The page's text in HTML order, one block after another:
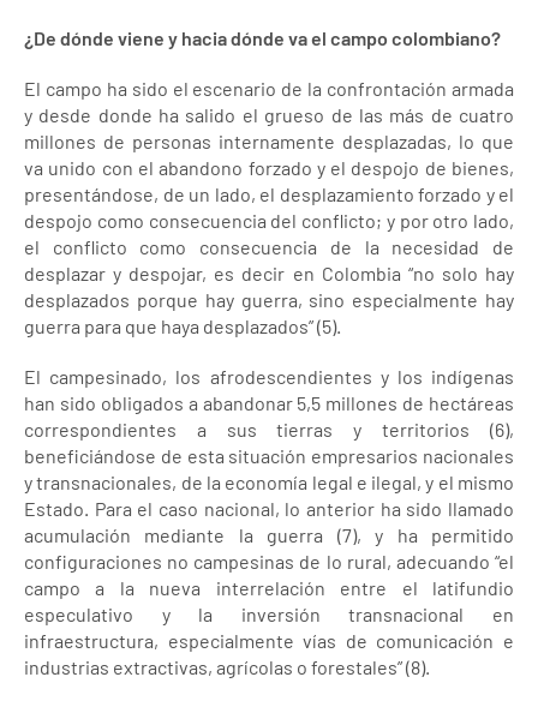
¿De dónde viene y hacia dónde va el campo colombiano?
El campo ha sido el escenario de la confrontación armada
y desde donde ha salido el grueso de las más de cuatro
millones de personas internamente desplazadas, lo que
va unido con el abandono forzado y el despojo de bienes,
presentándose, de un lado, el desplazamiento forzado y el
despojo como consecuencia del conflicto; y por otro lado,
el conflicto como consecuencia de la necesidad de
desplazar y despojar, es decir en Colombia “no solo hay
desplazados porque hay guerra, sino especialmente hay
guerra para que haya desplazados” (5).
El campesinado, los afrodescendientes y los indígenas
han sido obligados a abandonar 5,5 millones de hectáreas
correspondientes a sus tierras y territorios (6),
beneficiándose de esta situación empresarios nacionales
y transnacionales, de la economía legal e ilegal, y el mismo
Estado. Para el caso nacional, lo anterior ha sido llamado
acumulación mediante la guerra (7), y ha permitido
configuraciones no campesinas de lo rural, adecuando “el
campo a la nueva interrelación entre el latifundio
especulativo y la inversión transnacional en
infraestructura, especialmente vías de comunicación e
industrias extractivas, agrícolas o forestales” (8).